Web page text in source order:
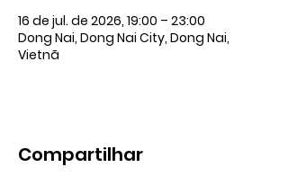
16 de jul. de 2026, 19:00 – 23:00
Dong Nai, Dong Nai City, Dong Nai,
Vietnã
Compartilhar